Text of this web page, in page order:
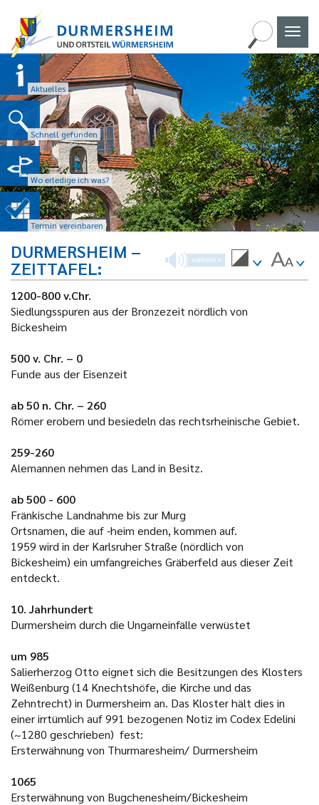
Aktuelles
Schnell gefunden
Wo erledige ich was?
Termin vereinbaren
DURMERSHEIM –
ZEITTAFEL
1200-800 v.Chr.
Siedlungsspuren aus der Bronzezeit nördlich von
Bickesheim
500 v. Chr. – 0
Funde aus der Eisenzeit
ab 50 n. Chr. – 260
Römer erobern und besiedeln das rechtsrheinische Gebiet.
259-260
Alemannen nehmen das Land in Besitz.
ab 500 - 600
Fränkische Landnahme bis zur Murg
Ortsnamen, die auf -heim enden, kommen auf.
1959 wird in der Karlsruher Straße (nördlich von
Bickesheim) ein umfangreiches Gräberfeld aus dieser Zeit
entdeckt.
10. Jahrhundert
Durmersheim durch die Ungarneinfälle verwüstet
um 985
Salierherzog Otto eignet sich die Besitzungen des Klosters
Weißenburg (14 Knechtshöfe, die Kirche und das
Zehntrecht) in Durmersheim an. Das Kloster hält dies in
einer irrtümlich auf 991 bezogenen Notiz im Codex Edelini
(~1280 geschrieben) fest:
Ersterwähnung von Thurmaresheim/ Durmersheim
1065
Ersterwähnung von Bugchenesheim/Bickesheim